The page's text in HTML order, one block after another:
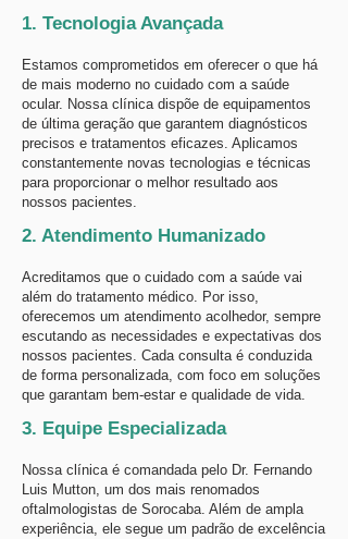
1. Tecnologia Avançada
Estamos comprometidos em oferecer o que há
de mais moderno no cuidado com a saúde
ocular. Nossa clínica dispõe de equipamentos
de última geração que garantem diagnósticos
precisos e tratamentos eficazes. Aplicamos
constantemente novas tecnologias e técnicas
para proporcionar o melhor resultado aos
nossos pacientes.
2. Atendimento Humanizado
Acreditamos que o cuidado com a saúde vai
além do tratamento médico. Por isso,
oferecemos um atendimento acolhedor, sempre
escutando as necessidades e expectativas dos
nossos pacientes. Cada consulta é conduzida
de forma personalizada, com foco em soluções
que garantam bem-estar e qualidade de vida.
3. Equipe Especializada
Nossa clínica é comandada pelo Dr. Fernando
Luis Mutton, um dos mais renomados
oftalmologistas de Sorocaba. Além de ampla
experiência, ele segue um padrão de excelência